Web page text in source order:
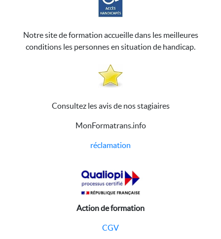
Notre site de formation accueille dans les meilleures
conditions les personnes en situation de handicap.
Consultez les avis de nos stagiaires
MonFormatrans.info
réclamation
Action de formation
CGV